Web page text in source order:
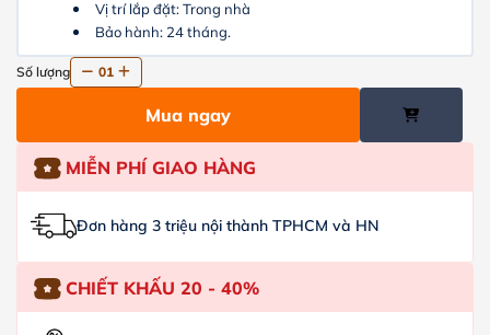
Vị trí lắp đặt: Trong nhà
Bảo hành: 24 tháng.
Số lượng 01
Mua ngay
MIỄN PHÍ GIAO HÀNG
Đơn hàng 3 triệu nội thành TPHCM và HN
CHIẾT KHẤU 20 - 40%